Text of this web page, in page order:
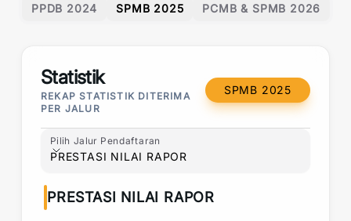
PPDB 2024 SPMB 2025 PCMB & SPMB 2026
Statistik
REKAP STATISTIK DITERIMA
PER JALUR
SPMB 2025
Pilih Jalur Pendaftaran
Pilih Jalur Pendaftaran
PRESTASI NILAI RAPOR
PRESTASI NILAI RAPOR